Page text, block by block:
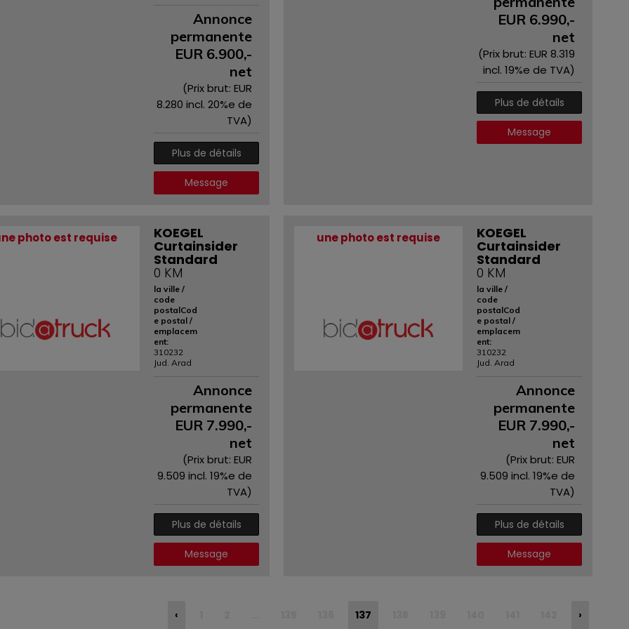
Annonce
permanente
EUR 6.900,-
net
(Prix ​​brut: EUR
8.280 incl. 20%e de
TVA)
Plus de détails
Message
EUR 6.990,-
net
(Prix ​​brut: EUR 8.319
incl. 19%e de TVA)
Plus de détails
Message
photo est requise KOEGEL
Curtainsider
Standard
0 KM
la ville /
code
postalCod
e postal /
emplacem
ent:
310232
Jud. Arad
Annonce
permanente
EUR 7.990,-
net
(Prix ​​brut: EUR
9.509 incl. 19%e de
TVA)
Plus de détails
Message
une photo est requise KOEGEL
Curtainsider
Standard
0 KM
la ville /
code
postalCod
e postal /
emplacem
ent:
310232
Jud. Arad
Annonce
permanente
EUR 7.990,-
net
(Prix ​​brut: EUR
9.509 incl. 19%e de
TVA)
Plus de détails
Message
‹ 137 ›